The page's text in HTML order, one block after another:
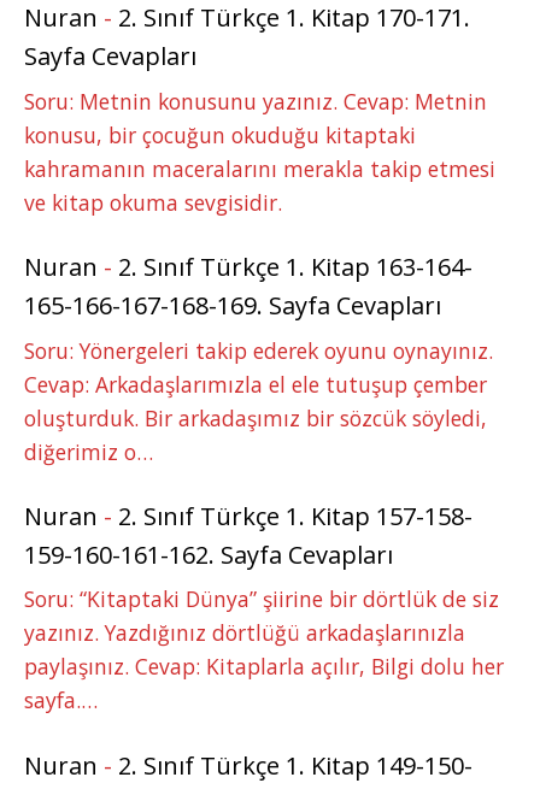
Nuran - 2. Sınıf Türkçe 1. Kitap 170-171.
Sayfa Cevapları
Soru: Metnin konusunu yazınız. Cevap: Metnin
konusu, bir çocuğun okuduğu kitaptaki
kahramanın maceralarını merakla takip etmesi
ve kitap okuma sevgisidir.
Nuran - 2. Sınıf Türkçe 1. Kitap 163-164-
165-166-167-168-169. Sayfa Cevapları
Soru: Yönergeleri takip ederek oyunu oynayınız.
Cevap: Arkadaşlarımızla el ele tutuşup çember
oluşturduk. Bir arkadaşımız bir sözcük söyledi,
diğerimiz o…
Nuran - 2. Sınıf Türkçe 1. Kitap 157-158-
159-160-161-162. Sayfa Cevapları
Soru: “Kitaptaki Dünya” şiirine bir dörtlük de siz
yazınız. Yazdığınız dörtlüğü arkadaşlarınızla
paylaşınız. Cevap: Kitaplarla açılır, Bilgi dolu her
sayfa.…
Nuran - 2. Sınıf Türkçe 1. Kitap 149-150-